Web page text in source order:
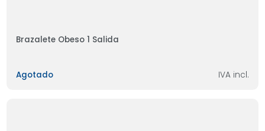
Brazalete Obeso 1 Salida
Agotado IVA incl.